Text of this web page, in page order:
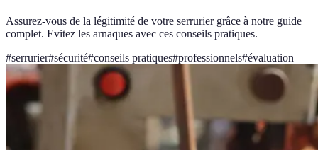
Assurez-vous de la légitimité de votre serrurier grâce à notre guide
complet. Evitez les arnaques avec ces conseils pratiques.
#serrurier#sécurité#conseils pratiques#professionnels#évaluation